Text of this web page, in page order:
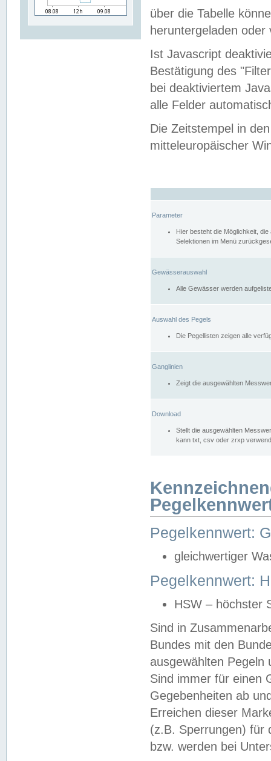
über die Tabelle
heruntergeladen oder
Ist Javascript
Bestätigung des
bei deaktiviertem
alle Felder
Die Zeitstempel in
mitteleuropäischer
Parameter
Hier besteht die Möglichkeit,
Selektionen im Menü
Gewässerauswahl
Alle Gewässer werden
Auswahl des Pegels
Die Pegellisten zeigen alle
Ganglinien
Zeigt die ausgewählten
Download
Stellt die ausgewählten
kann txt, csv oder zrxp
Pegelkennwert:
gleichwertiger
Pegelkennwert:
HSW – höchster
Sind in
Bundes mit den
ausgewählten
Sind immer für einen
Gegebenheiten ab
Erreichen dieser
(z.B. Sperrungen) für
bzw. werden bei